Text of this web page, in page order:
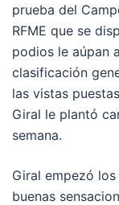
prueba del
RFME que se
podios le aúpan
clasificación
las vistas
Giral le plantó
semana.
Giral empezó
buenas